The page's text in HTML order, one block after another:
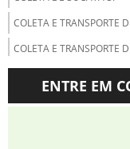
COLETA E TRANSPORTE
COLETA E TRANSPORTE
COLETA SELETIVA DE
ENTRE EM